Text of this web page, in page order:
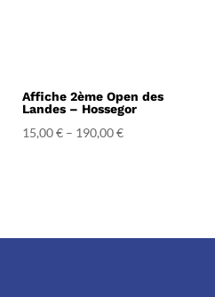
Affiche 2ème Open des
Landes – Hossegor
15,00€ – 190,00€